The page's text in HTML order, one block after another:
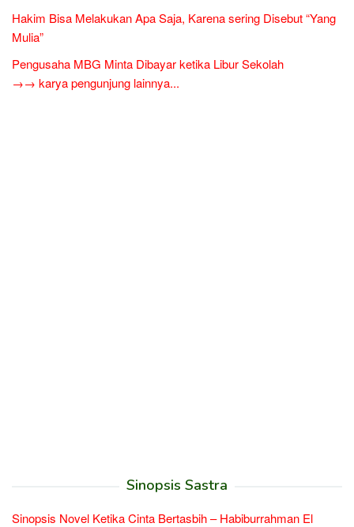
Hakim Bisa Melakukan Apa Saja, Karena sering Disebut “Yang
Mulia”
Pengusaha MBG Minta Dibayar ketika Libur Sekolah
→→ karya pengunjung lainnya...
Sinopsis Sastra
Sinopsis Novel Ketika Cinta Bertasbih – Habiburrahman El